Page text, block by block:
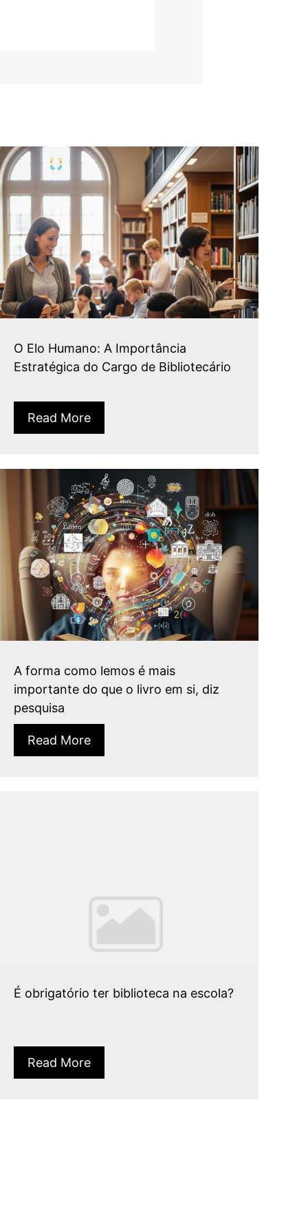
O Elo Humano: A Importância
Estratégica do Cargo de Bibliotecário
Read More
A forma como lemos é mais
importante do que o livro em si, diz
pesquisa
Read More
É obrigatório ter biblioteca na escola?
Read More